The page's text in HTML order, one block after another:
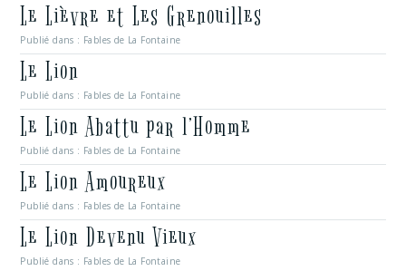
Le Lièvre et Les Grenouilles
Publié dans : Fables de La Fontaine
Le Lion
Publié dans : Fables de La Fontaine
Le Lion Abattu par l’Homme
Publié dans : Fables de La Fontaine
Le Lion Amoureux
Publié dans : Fables de La Fontaine
Le Lion Devenu Vieux
Publié dans : Fables de La Fontaine